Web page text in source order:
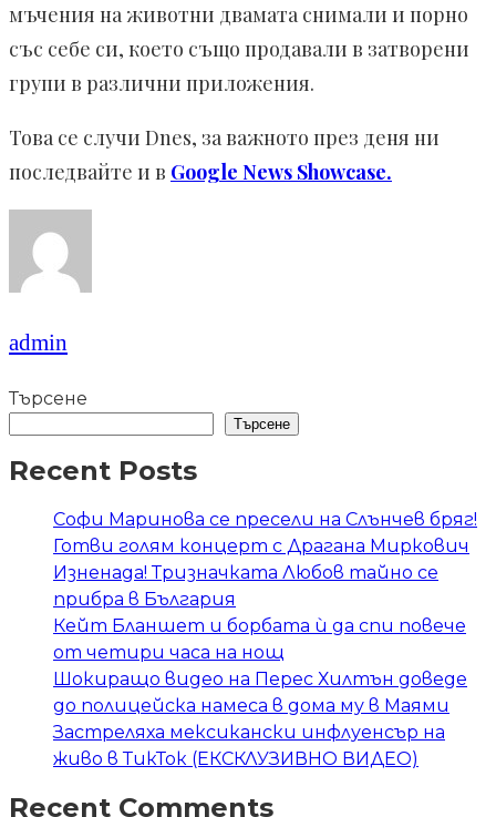
мъчения на животни двамата снимали и порно
със себе си, което също продавали в затворени
групи в различни приложения.
Това се случи Dnes, за важното през деня ни
последвайте и в Google News Showcase.
admin
Търсене
Търсене
Recent Posts
Софи Маринова се пресели на Слънчев бряг!
Готви голям концерт с Драгана Миркович
Изненада! Тризначката Любов тайно се
прибра в България
Кейт Бланшет и борбата ѝ да спи повече
от четири часа на нощ
Шокиращо видео на Перес Хилтън доведе
до полицейска намеса в дома му в Маями
Застреляха мексикански инфлуенсър на
живо в ТикТок (ЕКСКЛУЗИВНО ВИДЕО)
Recent Comments